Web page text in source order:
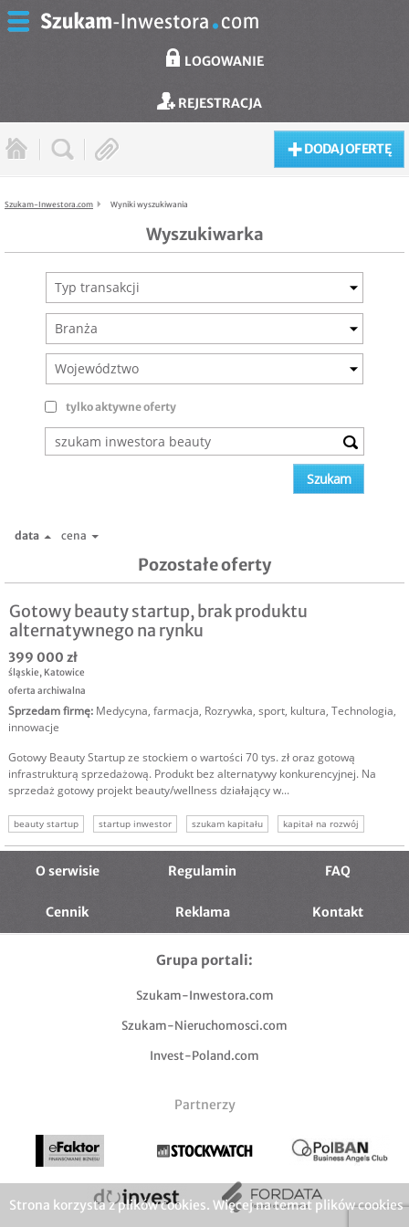
LOGOWANIE
REJESTRACJA
DODAJ OFERTĘ
Szukam-Inwestora.com Wyniki wyszukiwania
Wyszukiwarka
Typ transakcji
Branża
Województwo
tylko aktywne oferty
data cena
Pozostałe oferty
Gotowy beauty startup, brak produktu
alternatywnego na rynku
399 000 zł
śląskie, Katowice
oferta archiwalna
Sprzedam firmę: Medycyna, farmacja, Rozrywka, sport, kultura, Technologia,
innowacje
Gotowy Beauty Startup ze stockiem o wartości 70 tys. zł oraz gotową
infrastrukturą sprzedażową. Produkt bez alternatywy konkurencyjnej. Na
sprzedaż gotowy projekt beauty/wellness działający w...
beauty startup startup inwestor szukam kapitału
kapitał na rozwój
rozwój firmy startup
szukam inwestora beauty szukam inwestora startup
O serwisie Regulamin FAQ
Cennik Reklama Kontakt
Grupa portali:
Szukam-Inwestora.com
Szukam-Nieruchomosci.com
Invest-Poland.com
Partnerzy
Strona korzysta z plików cookies. Więcej na temat plików cookies